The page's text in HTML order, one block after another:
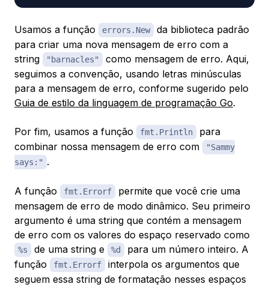
Usamos a função errors.New
da biblioteca padrão
para criar uma nova mensagem de erro com a
string
"barnacles"
como mensagem de erro. Aqui,
seguimos a convenção, usando letras minúsculas
para a mensagem de erro, conforme sugerido pelo
Guia de estilo da linguagem de programação Go.
Por fim, usamos a função fmt.Println
para
combinar nossa mensagem de erro com
"Sammy
says:" .
A função fmt.Errorf
permite que você crie uma
mensagem de erro de modo dinâmico. Seu primeiro
argumento é uma string que contém a mensagem
de erro com os valores do espaço reservado como
%s de uma string e %d
para um número inteiro. A
função
fmt.Errorf
interpola os argumentos que
seguem essa string de formatação nesses espaços